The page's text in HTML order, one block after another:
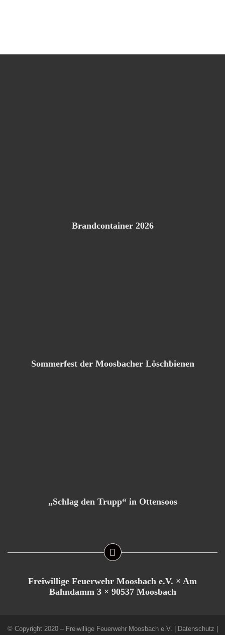
Brandcontainer 2026
Sommerfest der Moosbacher Löschbienen
„Schlag den Trupp“ in Ottensoos
Freiwillige Feuerwehr Moosbach e.V. × Am
Bahndamm 3 × 90537 Moosbach
© Copyright 2020 – Freiwillige Feuerwehr Moosbach e.V. | Datenschutz